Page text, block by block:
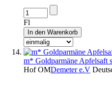
Fl
m* Goldparmäne Apfelsaft
Hof OMDemeter e.V